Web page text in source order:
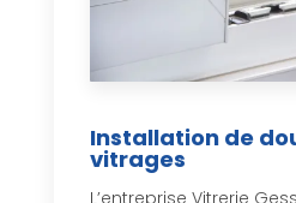
Installation de
vitrages